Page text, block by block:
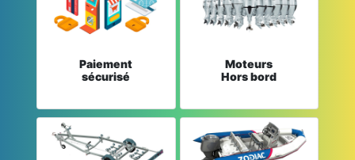
Paiement
sécurisé
Moteurs
Hors bord